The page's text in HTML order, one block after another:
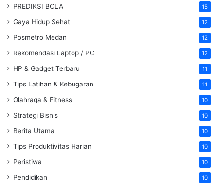
PREDIKSI BOLA 15
Gaya Hidup Sehat 12
Posmetro Medan 12
Rekomendasi Laptop / PC 12
HP & Gadget Terbaru 11
Tips Latihan & Kebugaran 11
Olahraga & Fitness 10
Strategi Bisnis 10
Berita Utama 10
Tips Produktivitas Harian 10
Peristiwa 10
Pendidikan 10